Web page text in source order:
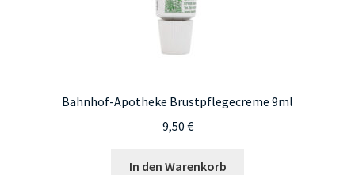
Bahnhof-Apotheke Brustpflegecreme 9ml
9,50 €
In den Warenkorb